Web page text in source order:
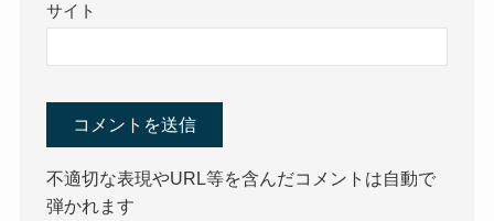
サイト
不適切な表現やURL等を含んだコメントは自動で
弾かれます